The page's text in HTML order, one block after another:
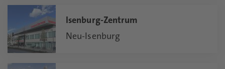
Isenburg-Zentrum
Neu-Isenburg